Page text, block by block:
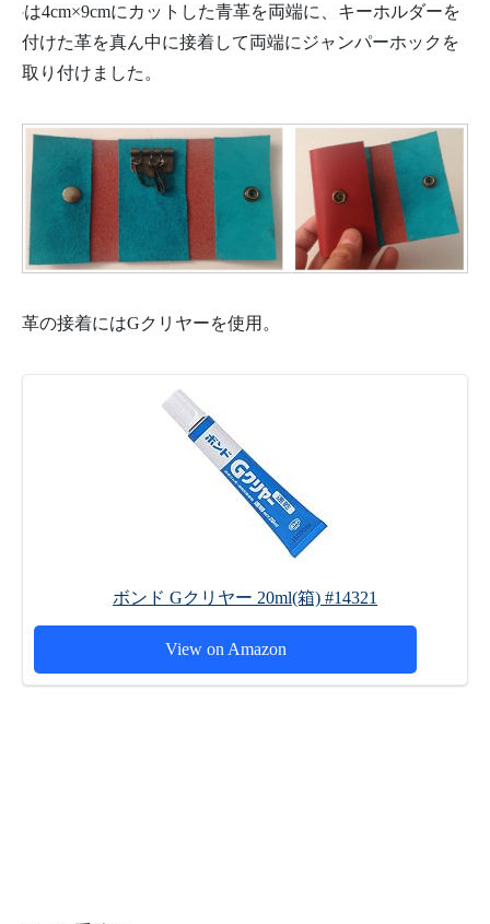
は4cm×9cmにカットした青革を両端に、キーホルダーを
付けた革を真ん中に接着して両端にジャンパーホックを
取り付けました。
革の接着にはGクリヤーを使用。
ボンド Gクリヤー 20ml(箱) #14321
View on Amazon